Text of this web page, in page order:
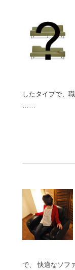
したタイプで、
……
で、 快適なソフ